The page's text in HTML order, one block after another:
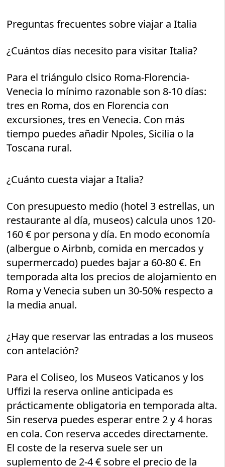
Preguntas frecuentes sobre viajar a Italia
¿Cuántos días necesito para visitar Italia?
Para el triángulo clsico Roma-Florencia-
Venecia lo mínimo razonable son 8-10 días:
tres en Roma, dos en Florencia con
excursiones, tres en Venecia. Con más
tiempo puedes añadir Npoles, Sicilia o la
Toscana rural.
¿Cuánto cuesta viajar a Italia?
Con presupuesto medio (hotel 3 estrellas, un
restaurante al día, museos) calcula unos 120-
160 € por persona y día. En modo economía
(albergue o Airbnb, comida en mercados y
supermercado) puedes bajar a 60-80 €. En
temporada alta los precios de alojamiento en
Roma y Venecia suben un 30-50% respecto a
la media anual.
¿Hay que reservar las entradas a los museos
con antelación?
Para el Coliseo, los Museos Vaticanos y los
Uffizi la reserva online anticipada es
prácticamente obligatoria en temporada alta.
Sin reserva puedes esperar entre 2 y 4 horas
en cola. Con reserva accedes directamente.
El coste de la reserva suele ser un
suplemento de 2-4 € sobre el precio de la